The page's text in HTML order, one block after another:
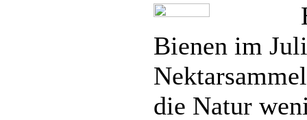
Bienen im
die Natur